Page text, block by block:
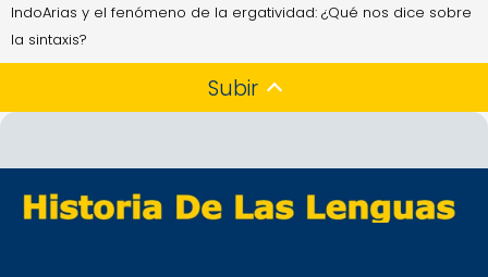
IndoArias y el fenómeno de la ergatividad: ¿Qué nos dice sobre
la sintaxis?
Subir